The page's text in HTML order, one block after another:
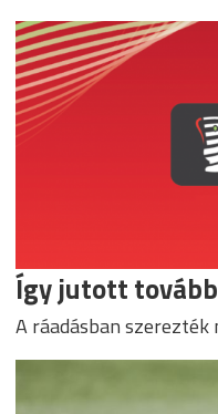
Így jutott tovább
A ráadásban szerezték